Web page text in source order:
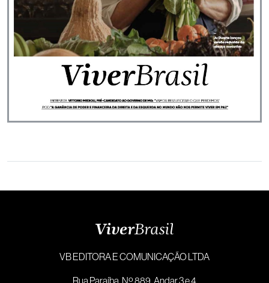
VB EDITORA E COMUNICAÇÃO LTDA
Rua Paraíba, Nº 889, Andar 3 e 4